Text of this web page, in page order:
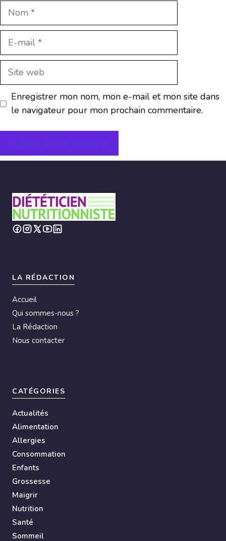
Nom
E-
Site
Enregistrer mon nom, mon e-mail et mon site dans
le navigateur pour mon prochain commentaire.
LA RÉDACTION
Accueil
Qui sommes-nous ?
La Rédaction
Nous contacter
CATÉGORIES
Actualités
Alimentation
Allergies
Consommation
Enfants
Grossesse
Maigrir
Nutrition
Santé
Sommeil